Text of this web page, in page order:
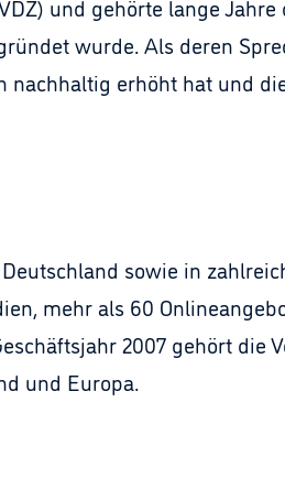
und gehörte lange Jahre
wurde. Als deren
nachhaltig erhöht hat und
sowie in
mehr als 60
2007 gehört die
und Europa.